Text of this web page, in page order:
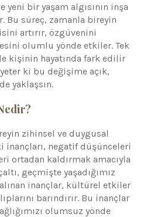
bir yaşam algısının inşa
Bu süreç, zamanla bireyin
artırır, özgüvenini
olumlu yönde etkiler. Tek
kişinin hayatında fark edilir
ki bu değişime açık,
yaklaşsın.
zihinsel ve duygusal
negatif düşünceleri
ortadan kaldırmak amacıyla
geçmişte yaşadığımız
inançlar, kültürel etkiler
barındırır. Bu inançlar
olumsuz yönde